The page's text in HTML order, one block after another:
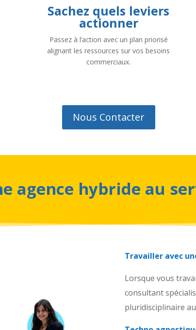
Sachez quels leviers
actionner
Passez à l’action avec un plan priorisé
alignant les ressources sur vos besoins
commerciaux.
Nous Contacter
agence hybride au
Travailler avec
Lorsque vous
consultant
pluridisciplinaire